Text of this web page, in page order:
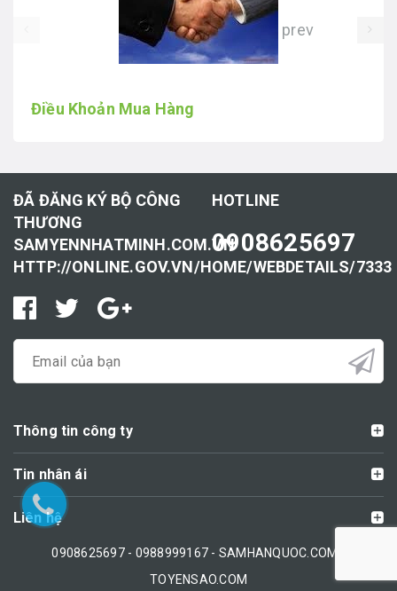
Điều Khoản Mua Hàng
prev
ĐÃ ĐĂNG KÝ BỘ CÔNG
THƯƠNG
SAMYENNHATMINH.COM.VN
HTTP://ONLINE.GOV.VN/HOME/WEBDETAILS/7333
HOTLINE
0908625697
Thông tin công ty
Tin nhân ái
Liên hệ
0908625697 - 0988999167 - SAMHANQUOC.COM -
TOYENSAO.COM